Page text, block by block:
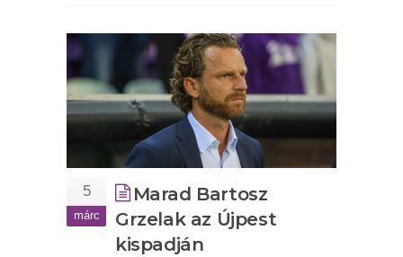
5
márc
Marad Bartosz
Grzelak az Újpest
kispadján